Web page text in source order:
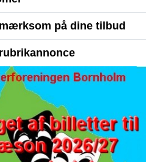
på dine tilbud